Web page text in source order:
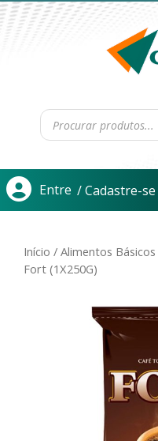
Entre / Cadastre-se
Início / Alimentos Básicos
Fort (1X250G)